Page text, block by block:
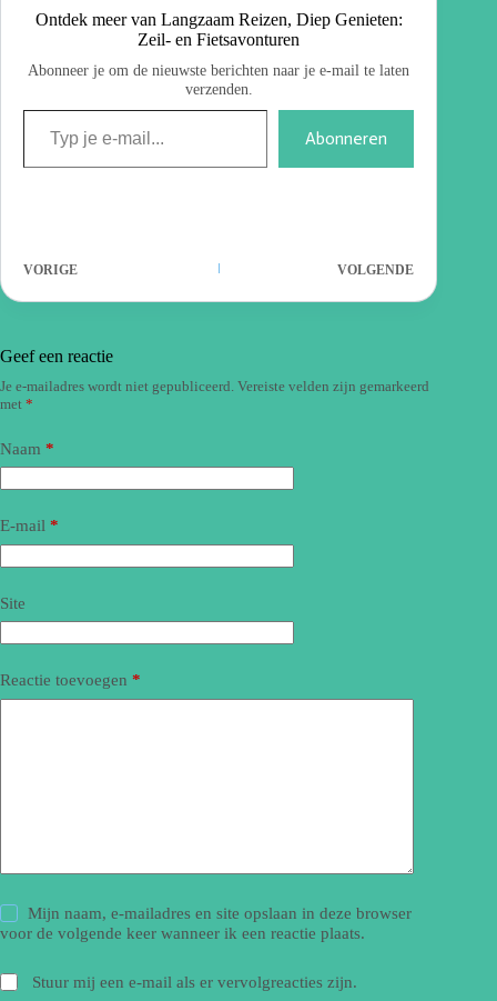
Ontdek meer van Langzaam Reizen, Diep Genieten:
Zeil- en Fietsavonturen
Abonneer je om de nieuwste berichten naar je e-mail te laten
verzenden.
Abonneren
VORIGE VOLGENDE
Geef een reactie
Je e-mailadres wordt niet gepubliceerd. Vereiste velden zijn gemarkeerd
met *
Naam *
E-mail *
Site
Reactie toevoegen *
Mijn naam, e-mailadres en site opslaan in deze browser
voor de volgende keer wanneer ik een reactie plaats.
Stuur mij een e-mail als er vervolgreacties zijn.